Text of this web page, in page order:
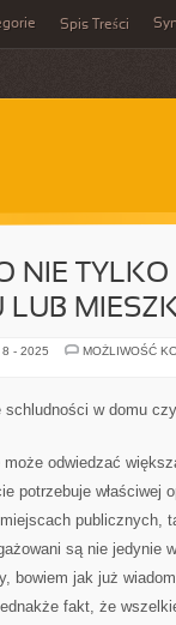
Spis Treści
NIE
LUB
8 - 2025
MOŻLIWOŚĆ
schludności w domu
odwiedzać
potrzebuje właściwej
publicznych,
są nie jedynie
bowiem jak już
fakt, że